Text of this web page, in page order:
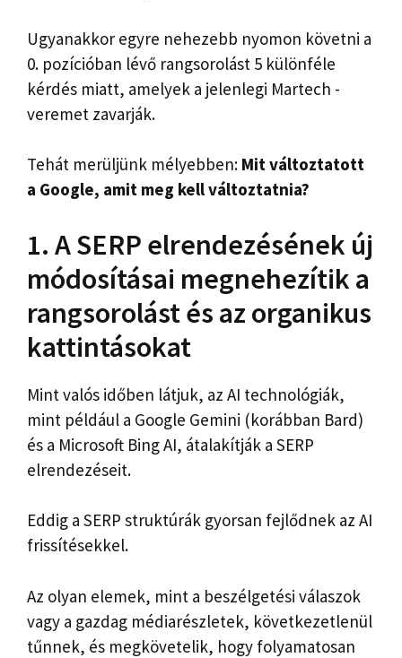
Ugyanakkor egyre nehezebb nyomon követni a
0. pozícióban lévő rangsorolást 5 különféle
kérdés miatt, amelyek a jelenlegi Martech -
veremet zavarják.
Tehát merüljünk mélyebben: Mit változtatott
a Google, amit meg kell változtatnia?
1. A SERP elrendezésének új
módosításai megnehezítik a
rangsorolást és az organikus
kattintásokat
Mint valós időben látjuk, az AI technológiák,
mint például a Google Gemini (korábban Bard)
és a Microsoft Bing AI, átalakítják a SERP
elrendezéseit.
Eddig a SERP struktúrák gyorsan fejlődnek az AI
frissítésekkel.
Az olyan elemek, mint a beszélgetési válaszok
vagy a gazdag médiarészletek, következetlenül
tűnnek, és megkövetelik, hogy folyamatosan